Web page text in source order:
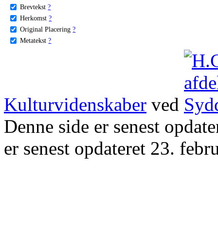
Brevtekst ?
Herkomst ?
Original Placering ?
Metatekst ?
Kulturvidenskaber ved
Denne side er senest
er senest opdateret 23.